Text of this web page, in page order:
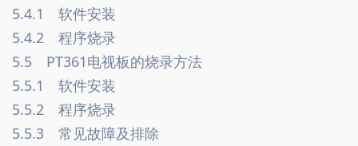
5.4.1　软件安装
5.4.2　程序烧录
5.5　PT361电视板的烧录方法
5.5.1　软件安装
5.5.2　程序烧录
5.5.3　常见故障及排除